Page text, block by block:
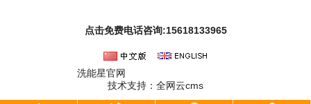
点击免费电话咨询:15618133965
洗能星官网
技术支持： 全网云cms